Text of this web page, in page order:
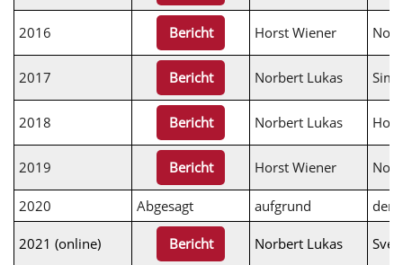
2016 Bericht Horst Wiener
2017 Bericht Norbert Lukas
2018 Bericht Norbert Lukas
2019 Bericht Horst Wiener
2020 Abgesagt aufgrund der
2021 (online) Bericht Norbert Lukas